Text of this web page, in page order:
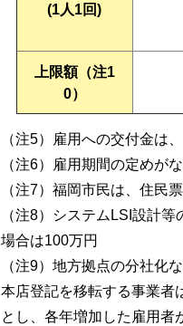
(1人1回)
上限額（注1
0）
（注5）雇用への交付金は
（注6）雇用期間の定めが
（注7）福岡市民は、住民
（注8）システムLSI設計
場合は100万円
（注9）地方拠点の分社化
本店登記を移転する事業者
とし、各年増加した雇用者